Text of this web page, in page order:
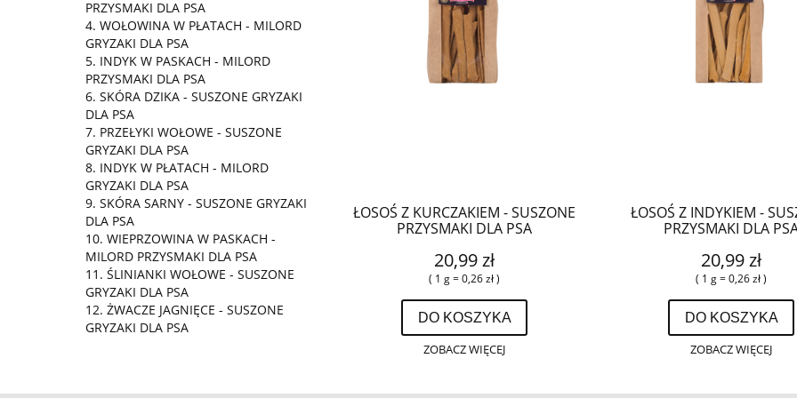
PRZYSMAKI DLA PSA
WOŁOWINA W PŁATACH - MILORD
GRYZAKI DLA PSA
INDYK W PASKACH - MILORD
PRZYSMAKI DLA PSA
SKÓRA DZIKA - SUSZONE GRYZAKI
DLA PSA
PRZEŁYKI WOŁOWE - SUSZONE
GRYZAKI DLA PSA
INDYK W PŁATACH - MILORD
GRYZAKI DLA PSA
SKÓRA SARNY - SUSZONE GRYZAKI
DLA PSA
WIEPRZOWINA W PASKACH -
MILORD PRZYSMAKI DLA PSA
ŚLINIANKI WOŁOWE - SUSZONE
GRYZAKI DLA PSA
ŻWACZE JAGNIĘCE - SUSZONE
GRYZAKI DLA PSA
ŁOSOŚ Z KURCZAKIEM - SUSZONE
PRZYSMAKI DLA PSA
20,99 zł
( 1 g = 0,26 zł )
DO KOSZYKA
ZOBACZ WIĘCEJ
ŁOSOŚ Z INDYKIEM -
PRZYSMAKI DLA
20,99 zł
( 1 g = 0,26 zł )
DO KOSZYKA
ZOBACZ WIĘCEJ